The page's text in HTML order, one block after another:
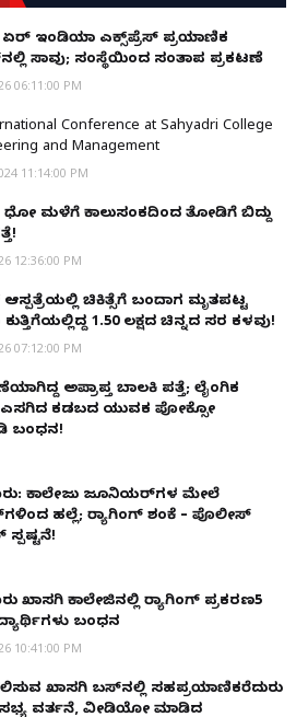
ಏರ್ ಇಂಡಿಯಾ ಎಕ್ಸ್‌ಪ್ರೆಸ್ ಪ್ರಯಾಣಿಕ
ಸಾವು; ಸಂಸ್ಥೆಯಿಂದ ಸಂತಾಪ ಪ್ರಕಟಣೆ
06:11:00 PM
Conference at Sahyadri College
and Management
11:14:00 PM
ಧೋ ಮಳೆಗೆ ಕಾಲುಸಂಕದಿಂದ ತೋಡಿಗೆ ಬಿದ್ದು
12:36:00 PM
ಚಿಕಿತ್ಸೆಗೆ ಬಂದಾಗ ಮೃತಪಟ್ಟ
₹1.50 ಲಕ್ಷದ ಚಿನ್ನದ ಸರ ಕಳವು!
07:12:00 PM
ಅಪ್ರಾಪ್ತ ಬಾಲಕಿ ಪತ್ತೆ; ಲೈಂಗಿಕ
ಕಡಬದ ಯುವಕ ಪೋಕ್ಸೋ
ಬಂಧನ!
ಕಾಲೇಜು ಜೂನಿಯರ್‌ಗಳ ಮೇಲೆ
ಹಲ್ಲೆ; ರ‌್ಯಾಗಿಂಗ್ ಶಂಕೆ – ಪೊಲೀಸ್
ಖಾಸಗಿ ಕಾಲೇಜಿನಲ್ಲಿ ರ‌್ಯಾಗಿಂಗ್ ಪ್ರಕರಣ5
ಬಂಧನ
10:41:00 PM
ಖಾಸಗಿ ಬಸ್‌ನಲ್ಲಿ ಸಹಪ್ರಯಾಣಿಕರೆದುರು
ವರ್ತನೆ, ವೀಡಿಯೋ ಮಾಡಿದ